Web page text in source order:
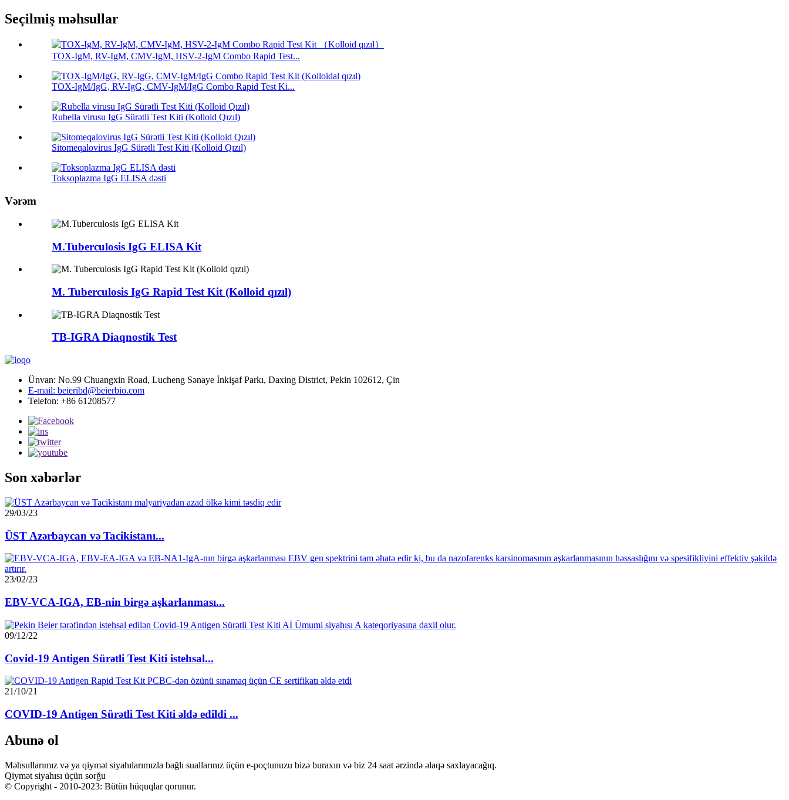
Seçilmiş məhsullar
TOX-IgM, RV-IgM, CMV-IgM, HSV-2-IgM Combo Rapid Test...
TOX-IgM/IgG, RV-IgG, CMV-IgM/IgG Combo Rapid Test Ki...
Rubella virusu IgG Sürətli Test Kiti (Kolloid Qızıl)
Sitomeqalovirus IgG Sürətli Test Kiti (Kolloid Qızıl)
Toksoplazma IgG ELISA dəsti
Vərəm
M.Tuberculosis IgG ELISA Kit
M. Tuberculosis IgG Rapid Test Kit (Kolloid qızıl)
TB-IGRA Diaqnostik Test
Ünvan: No.99 Chuangxin Road, Lucheng Sənaye İnkişaf Parkı, Daxing District, Pekin 102612, Çin
E-mail: beieribd@beierbio.com
Telefon: +86 61208577
Son xəbərlər
29/03/23
ÜST Azərbaycan və Tacikistanı...
23/02/23
EBV-VCA-IGA, EB-nin birgə aşkarlanması...
09/12/22
Covid-19 Antigen Sürətli Test Kiti istehsal...
21/10/21
COVID-19 Antigen Sürətli Test Kiti əldə edildi ...
Abunə ol
Məhsullarımız və ya qiymət siyahılarımızla bağlı suallarınız üçün e-poçtunuzu bizə buraxın və biz 24 saat ərzində əlaqə saxlayacağıq.
Qiymət siyahısı üçün sorğu
© Copyright - 2010-2023: Bütün hüquqlar qorunur.